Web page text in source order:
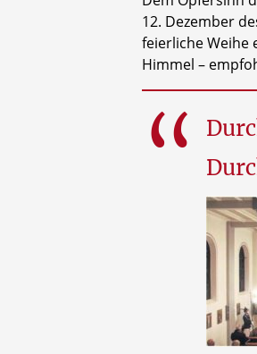
12. Dezember
feierliche Weihe
Himmel –